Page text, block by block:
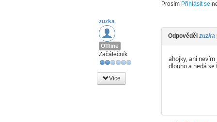
Prosím Přihlásit se
zuzka
Offline
Začátečník
Více
Odpověděl zuzka
ahojky, ani
dlouho a nedá se